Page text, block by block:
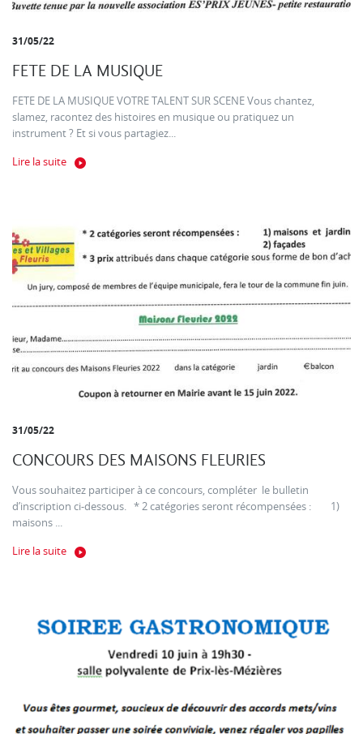
31/05/22
FETE DE LA MUSIQUE
FETE DE LA MUSIQUE VOTRE TALENT SUR SCENE Vous chantez,
slamez, racontez des histoires en musique ou pratiquez un
instrument ? Et si vous partagiez...
Lire la suite
31/05/22
CONCOURS DES MAISONS FLEURIES
Vous souhaitez participer à ce concours, compléter le bulletin
d’inscription ci-dessous. * 2 catégories seront récompensées : 1)
maisons ...
Lire la suite